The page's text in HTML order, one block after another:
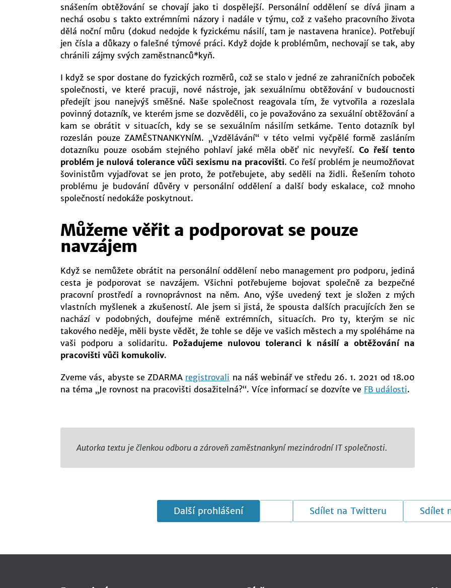
snášením obtěžování se chovají jako ti dospělejší. Personální oddělení se dívá jinam a
nechá osobu s takto extrémními názory i nadále v týmu, což z vašeho pracovního života
dělá noční můru (dokud nedojde k fyzickému násilí, tam je nastavena hranice). Potřebují
jen čísla a důkazy o falešné týmové práci. Když dojde k problémům, nechovají se tak, aby
chránili zájmy svých zaměstnanců*kyň.
I když se spor dostane do fyzických rozměrů, což se stalo v jedné ze zahraničních poboček
společnosti, ve které pracuji, nové nástroje, jak sexuálnímu obtěžování v budoucnosti
předejít jsou nanejvýš směšné. Naše společnost reagovala tím, že vytvořila a rozeslala
povinný dotazník, ve kterém jsme se dozvěděli, co je považováno za sexuální obtěžování a
kam se obrátit v situacích, kdy se se sexuálním násilím setkáme. Tento dotazník byl
rozeslán pouze ZAMĚSTNANKYNÍM. „Vzdělávání“ v této velmi vyčpělé formě zasláním
dotazníku pouze osobám stejného pohlaví jaké měla oběť nic nevyřeší.Co řeší tento
problém je nulová tolerance vůči sexismu na pracovišti. Co řeší problém je neumožňovat
šovinistům vyjadřovat se jen proto, že potřebujete, aby seděli na židli. Řešením tohoto
problému je budování důvěry v personální oddělení a další body eskalace, což mnoho
společností nedokáže poskytnout.
Můžeme věřit a podporovat se pouze
navzájem
Když se nemůžete obrátit na personální oddělení nebo management pro podporu, jediná
cesta je podporovat se navzájem. Všichni potřebujeme bojovat společně za bezpečné
pracovní prostředí a rovnoprávnost na něm. Ano, výše uvedený text je složen z mých
vlastních myšlenek a zkušeností. Ale jsem si jistá, že spousta dalších pracujících žen se
nachází v podobných, doufejme méně extrémních, situacích. Pro ty, kterým se nic
takového neděje, měli byste vědět, že tohle se děje ve vašich městech a my spoléháme na
vaši podporu a solidaritu. Požadujeme nulovou toleranci k násilí a obtěžování na
pracovišti vůči komukoliv.
Zveme vás, abyste se ZDARMA registrovali na náš webinář ve středu 26. 1. 2021 od 18.00
na téma „Je rovnost na pracovišti dosažitelná?“. Více informací se dozvíte ve FB události.
Autorka textu je členkou odboru a zároveň zaměstnankyní mezinárodní IT společnosti.
Další prohlášení Sdílet na Twitteru Sdílet